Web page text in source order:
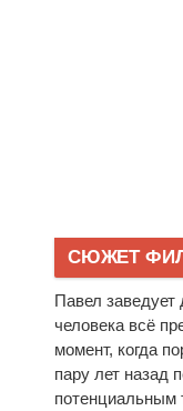
СЮЖЕТ
Павел заведует
человека всё
момент, когда
пару лет назад
потенциальным